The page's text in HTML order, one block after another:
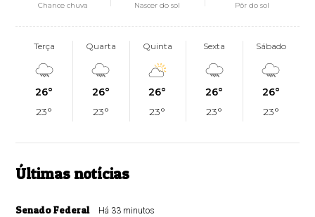
Chance chuva Nascer do sol Pôr do sol
Terça
26°
23°
Quarta
26°
23°
Quinta
26°
23°
Sexta
26°
23°
Sábado
26°
23°
Últimas notícias
Senado Federal Há 33 minutos